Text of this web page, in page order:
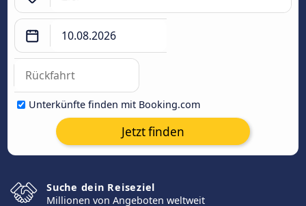
Unterkünfte finden mit Booking.com
Jetzt finden
Suche dein Reiseziel
Millionen von Angeboten weltweit